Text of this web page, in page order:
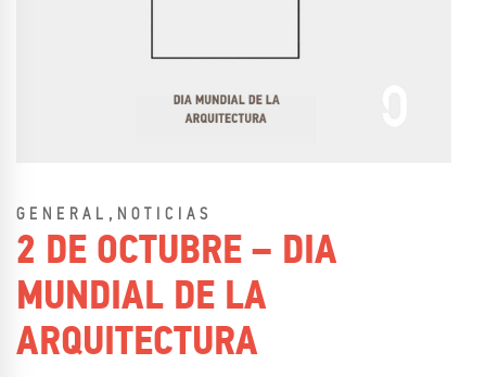
GENERAL , NOTICIAS
2 DE OCTUBRE – DIA
MUNDIAL DE LA
ARQUITECTURA